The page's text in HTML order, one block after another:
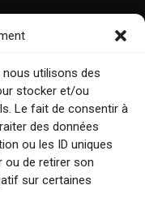
utilisons des
stocker et/ou
Le fait de consentir à
des données
ou les ID uniques
ou de retirer son
sur certaines
trouver Le Mensuel ?
ligne